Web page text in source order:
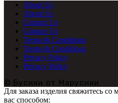
About Us
About Us
Contact Us
Contact Us
Terms & Conditions
Terms & Conditions
Privacy Policy
Privacy Policy
© Бусики от Марусики
Для заказа изделия свяжитесь
вас способом: